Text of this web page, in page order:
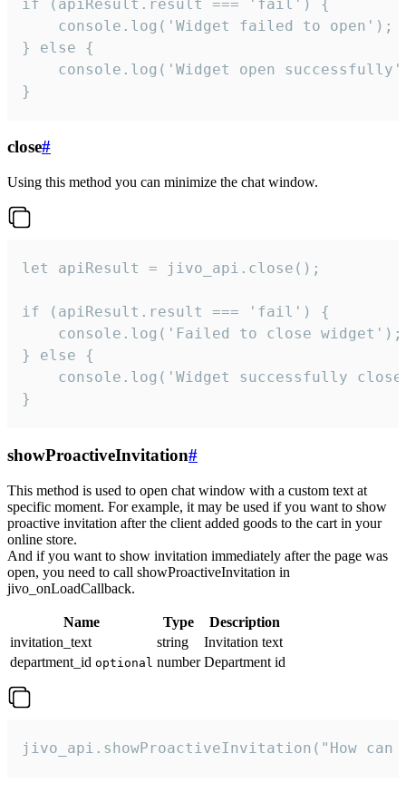
if (apiResult.result === 'fail') {
    console.log('Widget failed to open');
} else {
console.log('Widget open
}
close#
Using this method you can minimize the chat window.
let apiResult = jivo_api.close();
if (apiResult.result === 'fail') {
    console.log('Failed to close widget');
} else {
console.log('Widget successfully
}
showProactiveInvitation#
This method is used to open chat window with a custom text at
specific moment. For example, it may be used if you want to show
proactive invitation after the client added goods to the cart in your
online store.
And if you want to show invitation immediately after the page was
open, you need to call showProactiveInvitation in
jivo_onLoadCallback.
Name Type
Description
invitation_text
string
Invitation text
department_id optional number Department id
jivo_api.showProactiveInvitation("How